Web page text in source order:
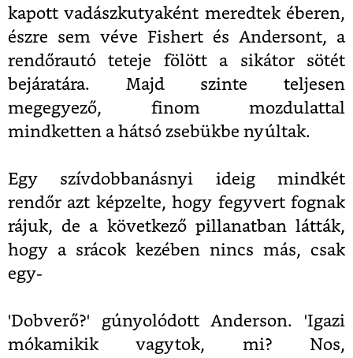
kapott vadászkutyaként meredtek éberen,
észre sem véve Fishert és Andersont, a
rendőrautó teteje fölött a sikátor sötét
bejáratára. Majd szinte teljesen
megegyező, finom mozdulattal
mindketten a hátsó zsebükbe nyúltak.
Egy szívdobbanásnyi ideig mindkét
rendőr azt képzelte, hogy fegyvert fognak
rájuk, de a következő pillanatban látták,
hogy a srácok kezében nincs más, csak
egy-
'Dobverő?' gúnyolódott Anderson. 'Igazi
mókamikik vagytok, mi? Nos,